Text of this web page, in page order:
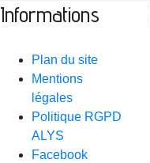
Informations
Plan du site
Mentions
légales
Politique RGPD
ALYS
Facebook